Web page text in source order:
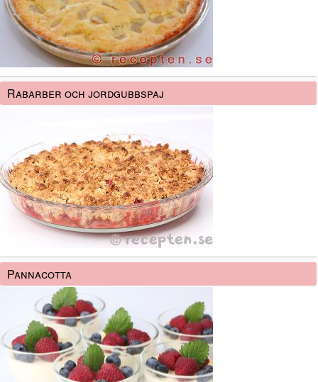
Rabarber och jordgubbspaj
Pannacotta